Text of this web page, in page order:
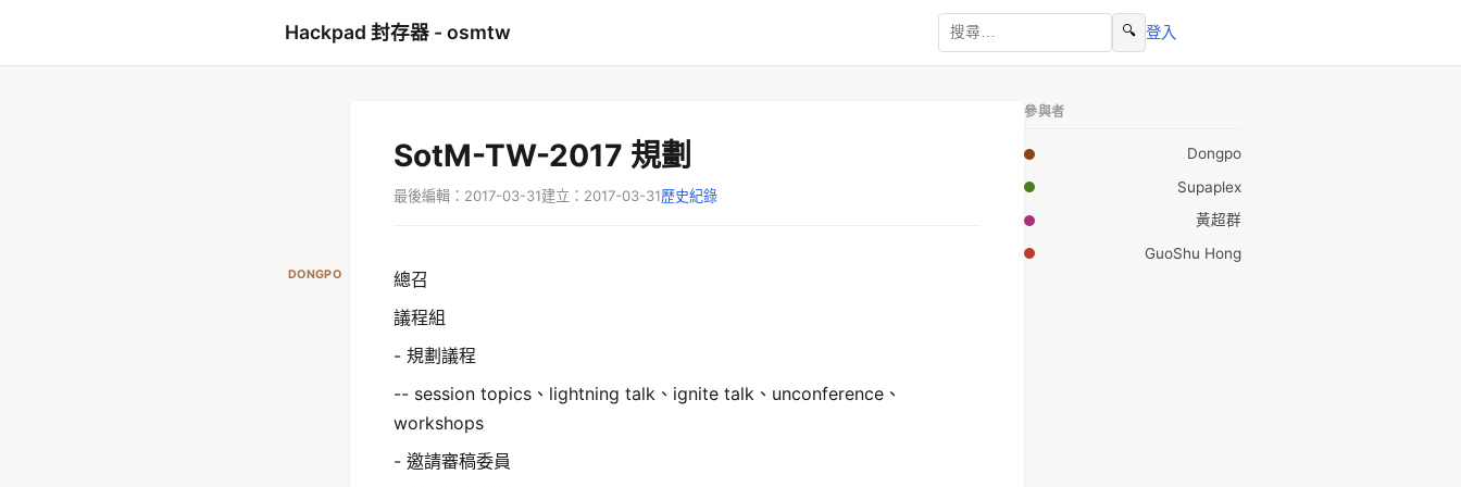
Hackpad 封存器 - osmtw 🔍 登入
SotM-TW-2017 規劃
最後編輯：2017-03-31建立：2017-03-31歷史紀錄
DONGPO
總召
議程組
- 規劃議程
-- session topics、lightning talk、ignite talk、unconference、
workshops
- 邀請審稿委員
參與者
Dongpo
Supaplex
黃超群
GuoShu Hong